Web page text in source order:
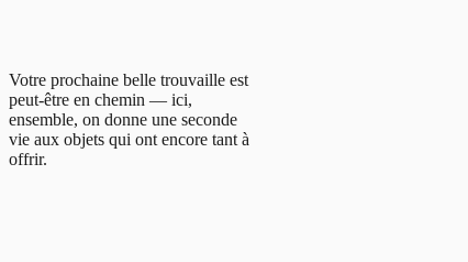
Votre prochaine belle trouvaille est
peut-être en chemin — ici,
ensemble, on donne une seconde
vie aux objets qui ont encore tant à
offrir.